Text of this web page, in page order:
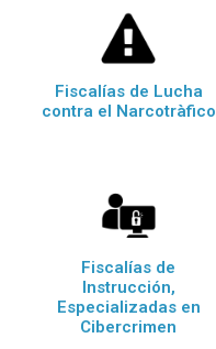
Fiscalías de Lucha
contra el Narcotràfico
Fiscalías de
Instrucción,
Especializadas en
Cibercrimen